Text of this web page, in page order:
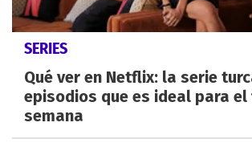
SERIES
Qué ver en Netflix: la serie
episodios que es ideal para el
semana